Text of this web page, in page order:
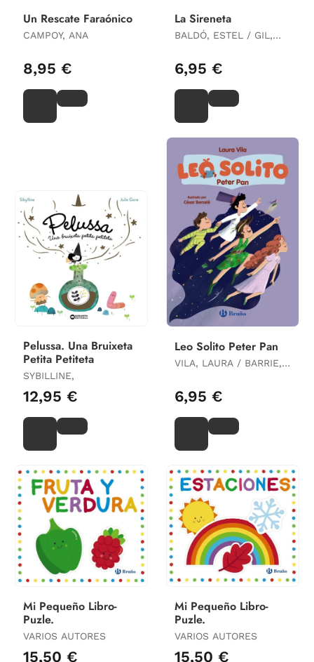
Un Rescate Faraónico
CAMPOY, ANA
8,95 €
La Sireneta
BALDÓ, ESTEL / GIL,
6,95 €
Pelussa. Una Bruixeta
Petita Petiteta
SYBILLINE,
12,95 €
Leo Solito Peter Pan
VILA, LAURA / BARRIE,
6,95 €
Mi Pequeño Libro-
Puzle.
VARIOS AUTORES
15,50 €
Mi Pequeño Libro-
Puzle.
VARIOS AUTORES
15,50 €